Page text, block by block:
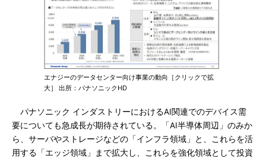
エナジーのデータセンター向け事業の動向［クリックで拡
大］ 出所：パナソニックHD
パナソニック インダストリーにおけるAI関連でのデバイス需
要についても急成長が期待されている。「AI半導体周辺」のみか
ら、サーバやストレージなどの「インフラ領域」と、これらを活
用する「エッジ領域」まで拡大し、これらを強化領域として投資